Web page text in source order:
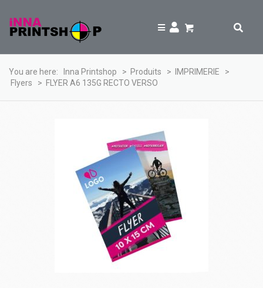
You are here: Inna Printshop > Produits > IMPRIMERIE
>
Flyers
> FLYER A6 135G RECTO VERSO